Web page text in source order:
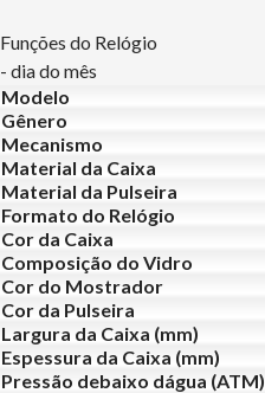
Funções do Relógio
- dia do mês
Modelo
Gênero
Mecanismo
Material da Caixa
Material da Pulseira
Formato do Relógio
Cor da Caixa
Composição do Vidro
Cor do Mostrador
Cor da Pulseira
Largura da Caixa (mm)
Espessura da Caixa (mm)
Pressão debaixo dágua (ATM)